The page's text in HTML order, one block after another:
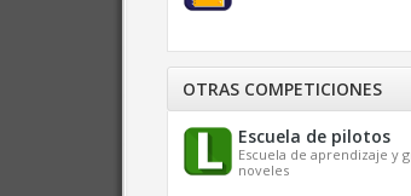
OTRAS COMPETICIONES
Escuela de pilotos
Escuela de aprendizaje y
noveles